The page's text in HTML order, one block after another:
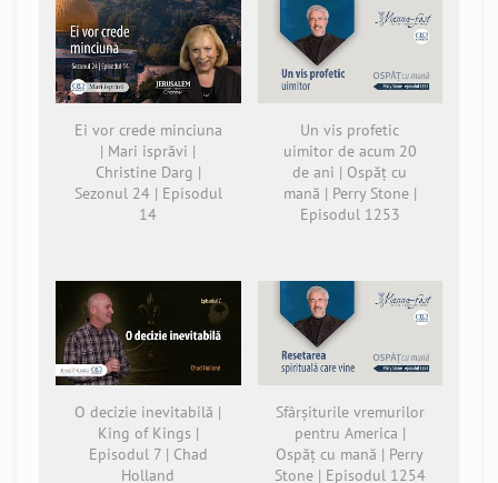
Ei vor crede minciuna
| Mari isprăvi |
Christine Darg |
Sezonul 24 | Episodul
14
Un vis profetic
uimitor de acum 20
de ani | Ospăț cu
mană | Perry Stone |
Episodul 1253
O decizie inevitabilă |
King of Kings |
Episodul 7 | Chad
Holland
Sfârșiturile vremurilor
pentru America |
Ospăț cu mană | Perry
Stone | Episodul 1254